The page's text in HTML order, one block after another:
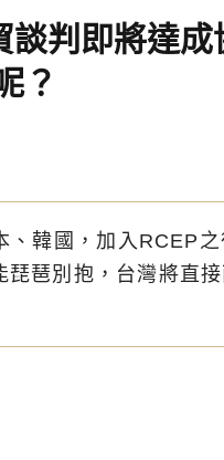
談判即將達
？
、韓國，加入RCEP
琶別抱，台灣將直